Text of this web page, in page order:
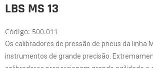
LBS MS 13
Código: 500.011
Os calibradores de pressão de pneus da linha
instrumentos de grande precisão.